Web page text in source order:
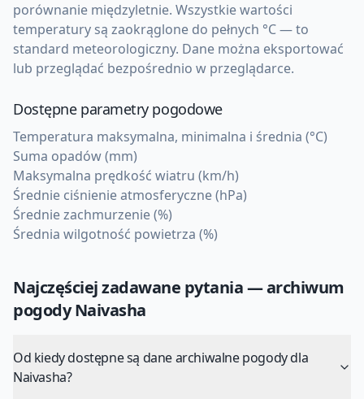
porównanie międzyletnie. Wszystkie wartości
temperatury są zaokrąglone do pełnych °C — to
standard meteorologiczny. Dane można eksportować
lub przeglądać bezpośrednio w przeglądarce.
Dostępne parametry pogodowe
Temperatura maksymalna, minimalna i średnia (°C)
Suma opadów (mm)
Maksymalna prędkość wiatru (km/h)
Średnie ciśnienie atmosferyczne (hPa)
Średnie zachmurzenie (%)
Średnia wilgotność powietrza (%)
Najczęściej zadawane pytania — archiwum
pogodyNaivasha
Od kiedy dostępne są dane archiwalne pogody dla
Naivasha?